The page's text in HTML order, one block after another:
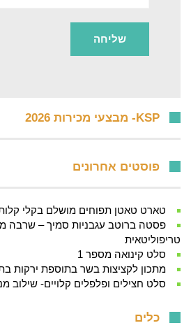
KSP- מבצעי מכירות 2026
פוסטים אחרונים
טארט טאטן תפוחים מושלם בקלי
פסטה ברוטב עגבניות סמיך – שרבה
טריפוליטאית
סלט קינואה מספר 1
מתכון לקציצות בשר בתוספת ירקות
סלט חצילים ופלפלים קלויים- שילוב
כלים